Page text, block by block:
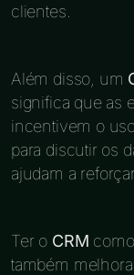
clientes.
Além disso, um
significa que as
incentivem o
para discutir os
ajudam a
Ter o CRM
também